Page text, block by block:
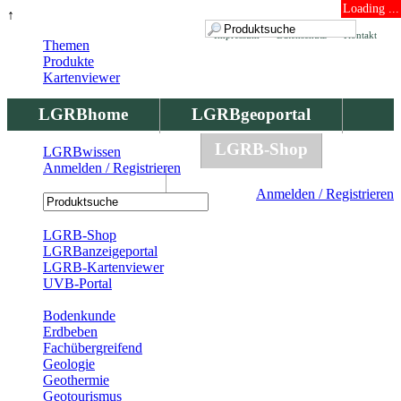
↑ Loading ...
Kontakt
Datenschutz
Impressum
LGRBhome
LGRBgeoportal
LGRBbohrungen
LGRB-Shop
Anmelden / Registrieren
Themen
Produkte
Kartenviewer
LGRBwissen
Anmelden / Registrieren
LGRB-Shop
LGRBanzeigeportal
LGRB-Kartenviewer
UVB-Portal
Bodenkunde
Erdbeben
Fachübergreifend
Geologie
Geothermie
Geotourismus